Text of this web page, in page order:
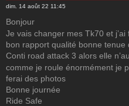
dim. 14 août 22 11:45
Bonjour
Je vais changer mes Tk70 et
bon rapport qualité bonne tenue
Conti road attack 3 alors elle
comme je roule énormément je
ferai des photos
Bonne journée
Ride Safe